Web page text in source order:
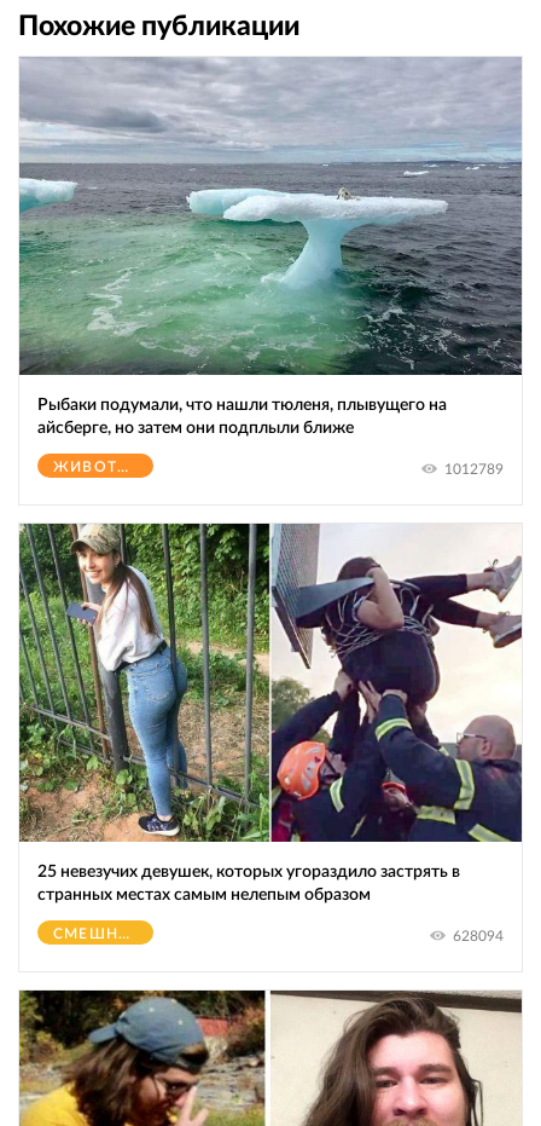
Похожие публикации
Рыбаки подумали, что нашли тюленя, плывущего на
айсберге, но затем они подплыли ближе
ЖИВОТНЫЕ 1012789
25 невезучих девушек, которых угораздило застрять в
странных местах самым нелепым образом
СМЕШНОЕ 628094